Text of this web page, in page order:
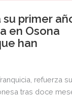
primer
en Osona
han
refuerza
tras doce